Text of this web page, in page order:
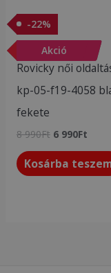
-22%
-22%
Akció
Akciós termékek
Rovicky női
kp-05-f19-4058
fekete
8 990Ft 6 990Ft
Kosárba